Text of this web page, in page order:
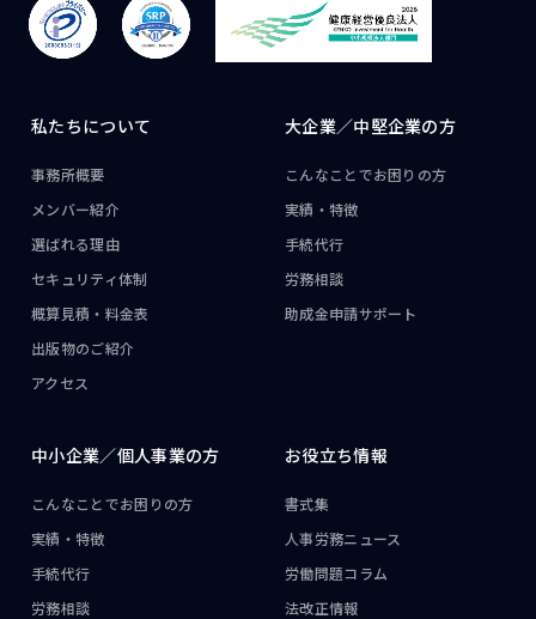
私たちについて
事務所概要
メンバー紹介
選ばれる理由
セキュリティ体制
概算見積・料金表
出版物のご紹介
アクセス
大企業／中堅企業の方
こんなことでお困りの方
実績・特徴
手続代行
労務相談
助成金申請サポート
中小企業／個人事業の方
こんなことでお困りの方
実績・特徴
手続代行
労務相談
お役立ち情報
書式集
人事労務ニュース
労働問題コラム
法改正情報